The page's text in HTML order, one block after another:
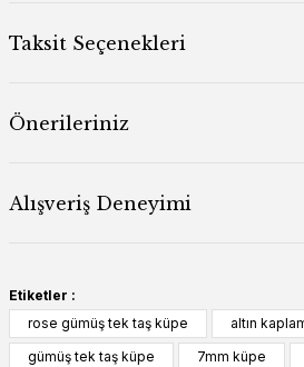
Taksit Seçenekleri
Önerileriniz
Alışveriş Deneyimi
Etiketler :
rose gümüş tek taş küpe
altın
gümüş tek taş küpe
7mm küpe